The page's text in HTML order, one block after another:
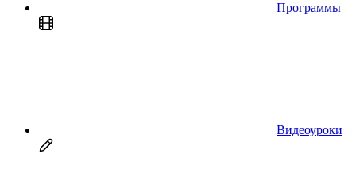
Программы
Видеоуроки